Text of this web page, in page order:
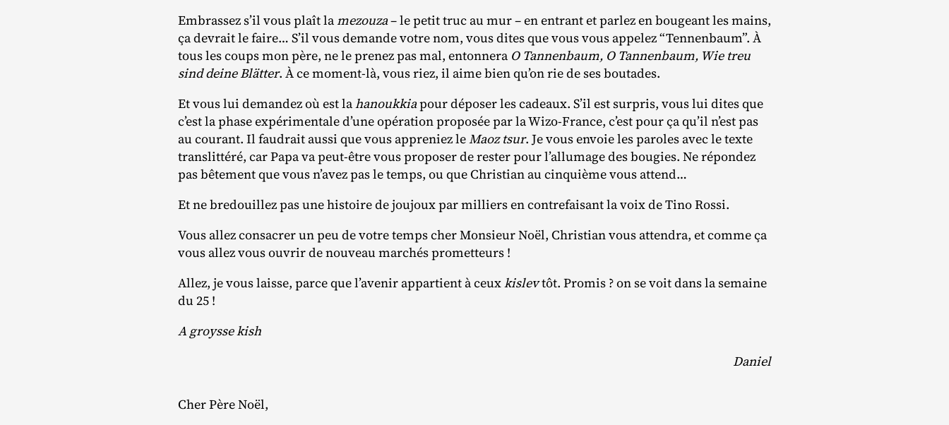
Embrassez s’il vous plaît lamezouza– le petit truc au mur – en entrant et parlez en bougeant les mains,
ça devrait le faire… S’il vous demande votre nom, vous dites que vous vous appelez “Tennenbaum”. À
tous les coups mon père, ne le prenez pas mal, entonnera O Tannenbaum, O Tannenbaum, Wie treu
sind deine Blätter. À ce moment‐​là, vous riez, il aime bien qu’on rie de ses boutades.
Et vous lui demandez où est lahanoukkiapour déposer les cadeaux. S’il est surpris, vous lui dites que
c’est la phase expérimentale d’une opération proposée par la Wizo‐​France, c’est pour ça qu’il n’est pas
au courant. Il faudrait aussi que vous appreniez leMaoz tsur. Je vous envoie les paroles avec le texte
translittéré, car Papa va peut‐​être vous proposer de rester pour l’allumage des bougies. Ne répondez
pas bêtement que vous n’avez pas le temps, ou que Christian au cinquième vous attend…
Et ne bredouillez pas une histoire de joujoux par milliers en contrefaisant la voix de Tino Rossi.
Vous allez consacrer un peu de votre temps cher Monsieur Noël, Christian vous attendra, et comme ça
vous allez vous ouvrir de nouveau marchés prometteurs !
Allez, je vous laisse, parce que l’avenir appartient à ceuxkislevtôt. Promis ? on se voit dans la semaine
du 25 !
A groysse kish
Daniel
Cher Père Noël,